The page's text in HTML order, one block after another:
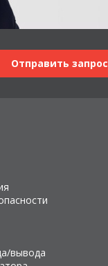
Отправить запрос
вывода